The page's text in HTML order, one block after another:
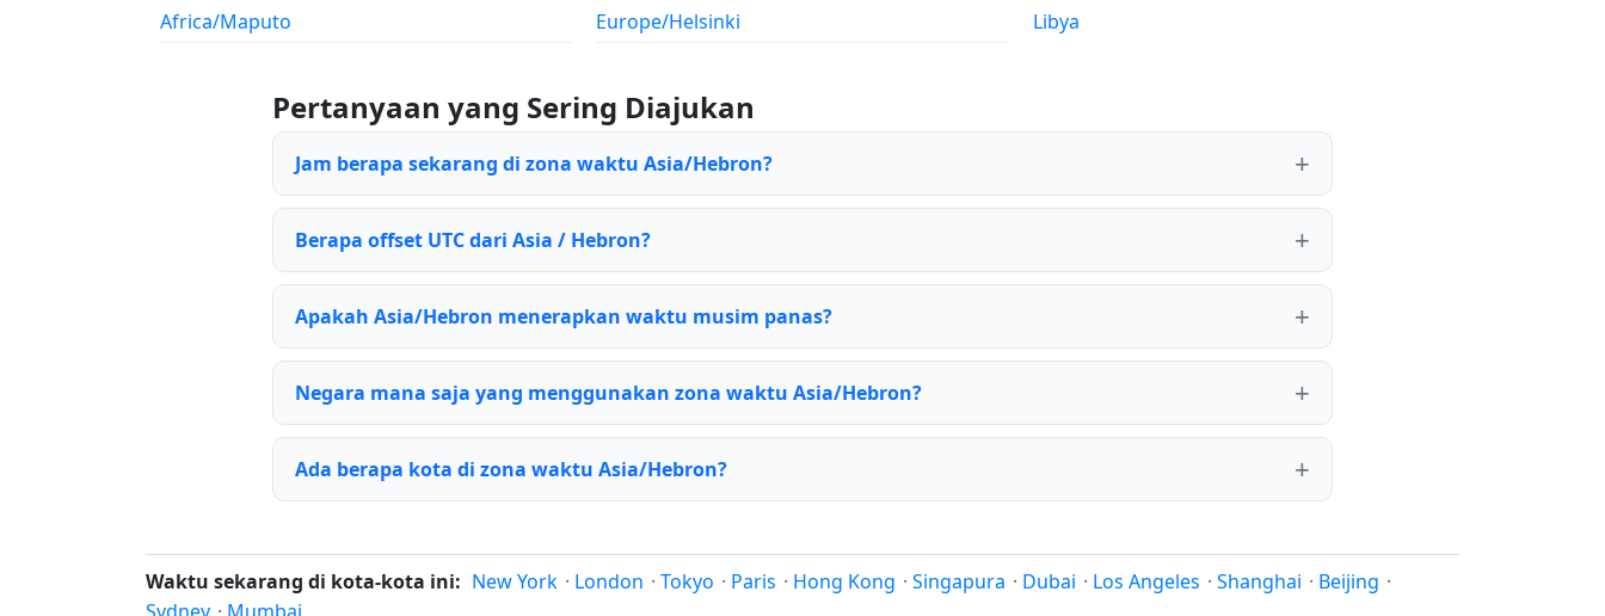
Africa/Maputo
Europe/Helsinki
Libya
Pertanyaan yang Sering Diajukan
Jam berapa sekarang di zona waktu Asia/Hebron?
Berapa offset UTC dari Asia / Hebron?
Apakah Asia/Hebron menerapkan waktu musim panas?
Negara mana saja yang menggunakan zona waktu Asia/Hebron?
Ada berapa kota di zona waktu Asia/Hebron?
Waktu sekarang di kota-kota ini: New York · London · Tokyo · Paris · Hong Kong · Singapura · Dubai · Los Angeles · Shanghai · Beijing ·